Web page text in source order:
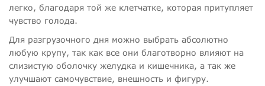
легко, благодаря той же клетчатке, которая притупляет
чувство голода.
Для разгрузочного дня можно выбрать абсолютно
любую крупу, так как все они благотворно влияют на
слизистую оболочку желудка и кишечника, а так же
улучшают самочувствие, внешность и фигуру.